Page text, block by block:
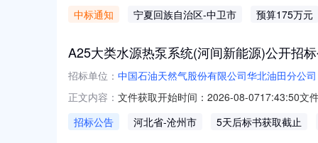
凤区宁安大街66号010-
中标通知 宁夏回族自治区-中卫市 预算175万元
A25大类水源热泵系统(河间新能源)公开招
招标单位： 中国石油天然气股份有限公司华北油田分公司
正文内容： 文件获取开始时间：2026-08-0717:43:50文
油天然气股份有限公司华北油田分公司，
招标公告 河北省-沧州市 5天后标书获取截止